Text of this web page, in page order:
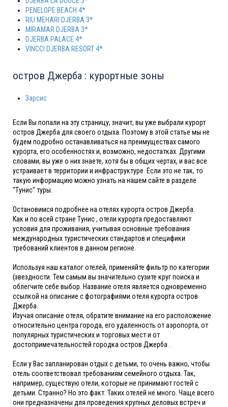
PENELOPE BEACH 4*
RIU MEHARI DJERBA 3*
MIRAMAR DJERBA 3*
DJERBA PALACE 4*
VINCCI DJERBA RESORT 4*
остров Джерба : курортные зоны
Зарсис
Если Вы попали на эту страницу, значит, вы уже выбрали курорт
остров Джерба для своего отдыха. Поэтому в этой статье мы не
будем подробно останавливаться на преимуществах самого
курорта, его особенностях и, возможно, недостатках. Другими
словами, вы уже о них знаете, хотя бы в общих чертах, и вас все
устраивает в территории и инфраструктуре. Если это не так, то
такую информацию можно узнать на нашем сайте в разделе
"Тунис" туры.
Остановимся подробнее на отелях курорта остров Джерба.
Как и по всей стране Тунис , отели курорта предоставляют
условия для проживания, учитывая основные требования
международных туристических стандартов и специфики
требований клиентов в данном регионе.
Используя наш каталог отелей, применяйте фильтр по категории
(звездности. Тем самым вы значительно сузите круг поиска и
облегчите себе выбор. Название отеля является одновременно
ссылкой на описание с фотографиями отеля курорта остров
Джерба.
Изучая описание отеля, обратите внимание на его расположение
относительно центра города, его удаленность от аэропорта, от
популярных туристических и торговых мест и от
достопримечательностей городка остров Джерба .
Если у Вас запланирован отдых с детьми, то очень важно, чтобы
отель соответствовал требованиям семейного отдыха. Так,
например, существую отели, которые не принимают гостей с
детьми. Странно? Но это факт. Таких отелей не много. Чаще всего
они предназначены для проведения крупных деловых встреч и